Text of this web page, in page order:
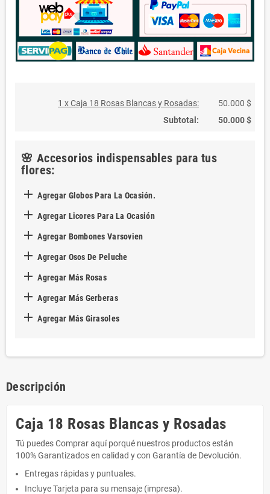
1 x Caja 18 Rosas Blancas y Rosadas:
50.000 $
Subtotal:
50.000 $
🌸 Accesorios indispensables para tus
flores:
 Agregar Globos Para La Ocasión.
 Agregar Licores Para La Ocasión
 Agregar Bombones Varsovien
 Agregar Osos De Peluche
 Agregar Más Rosas
 Agregar Más Gerberas
 Agregar Más Girasoles
Descripción
Caja 18 Rosas Blancas y Rosadas
Tú puedes Comprar aquí porqué nuestros productos están
100% Garantizados en calidad y con Garantía de Devolución.
Entregas rápidas y puntuales.
Incluye Tarjeta para su mensaje (impresa).